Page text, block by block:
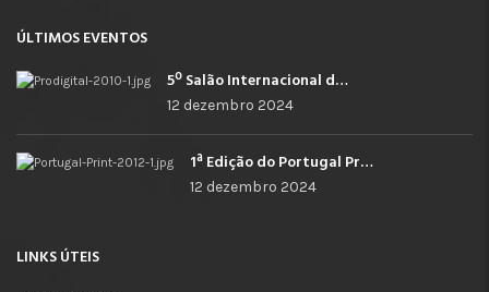
ÚLTIMOS EVENTOS
5º Salão Internacional de Impressão, Imagem, Comunicação Digital e Têxtil Promocional
12 dezembro 2024
1ª Edição do Portugal Print
12 dezembro 2024
LINKS ÚTEIS